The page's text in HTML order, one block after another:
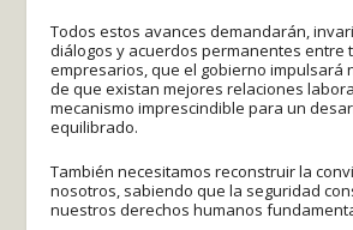
Todos estos avances demandarán,
diálogos y acuerdos permanentes entre
empresarios, que el gobierno impulsará
de que existan mejores relaciones
mecanismo imprescindible para un
equilibrado.
También necesitamos reconstruir la
nosotros, sabiendo que la seguridad
nuestros derechos humanos